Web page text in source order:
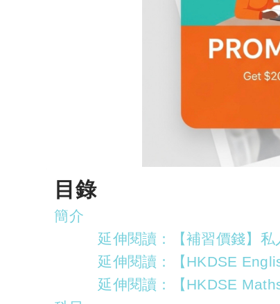
目錄
簡介
延伸閱讀：【補習價錢】
延伸閱讀：【HKDSE
延伸閱讀：【HKDSE